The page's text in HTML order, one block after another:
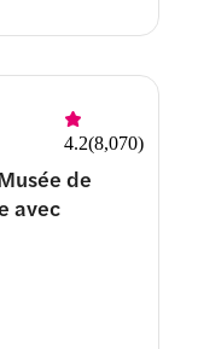
4.2(8,070)
de
avec